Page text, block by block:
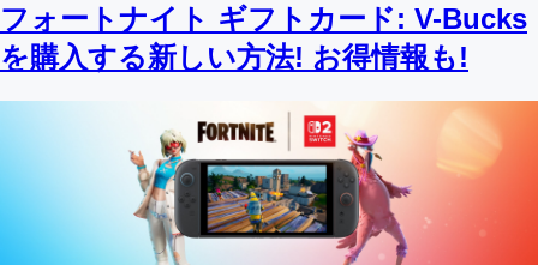
フォートナイト ギフトカード: V-Bucks
を購入する新しい方法! お得情報も!